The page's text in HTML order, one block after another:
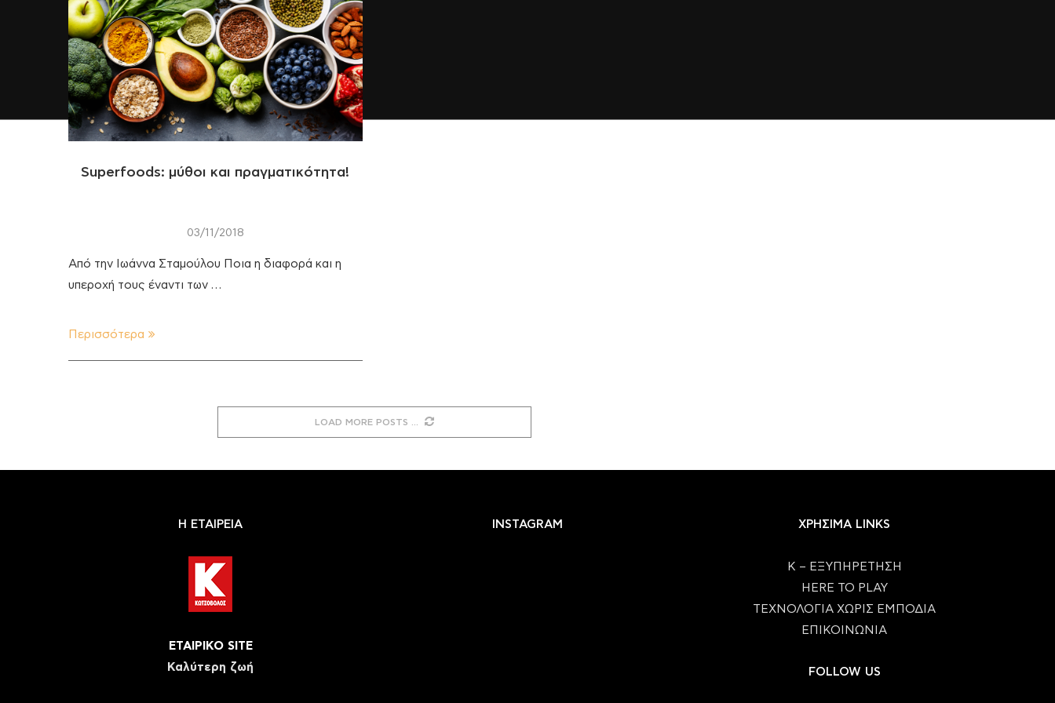
Superfoods: μύθοι και πραγματικότητα!
03/11/2018
Από την Ιωάννα Σταμούλου Ποια η διαφορά και η
υπεροχή τους έναντι των …
Περισσότερα
LOAD MORE POSTS
Η ΕΤΑΙΡΕΙΑ
ΕΤΑΙΡΙΚΟ SITE
Καλύτερη ζωή
INSTAGRAM ΧΡΗΣΙΜΑ LINKS
Κ – ΕΞΥΠΗΡΕΤΗΣΗ
HERE TO PLAY
ΤΕΧΝΟΛΟΓΙΑ ΧΩΡΙΣ ΕΜΠΟΔΙΑ
ΕΠΙΚΟΙΝΩΝΙΑ
FOLLOW US